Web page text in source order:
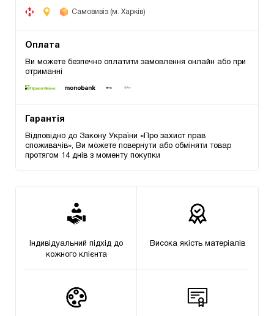
Самовивіз (м. Харків)
Оплата
Ви можете безпечно оплатити замовлення онлайн або при
отриманні
Гарантія
Відповідно до Закону України «Про захист прав
споживачів», Ви можете повернути або обміняти товар
протягом 14 днів з моменту покупки
Індивідуальний підхід до
кожного клієнта
Висока якість матеріалів